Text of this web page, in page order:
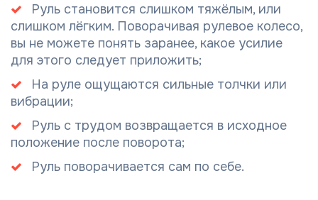
Руль становится слишком тяжёлым, или
слишком лёгким. Поворачивая рулевое колесо,
вы не можете понять заранее, какое усилие
для этого следует приложить;
На руле ощущаются сильные толчки или
вибрации;
Руль с трудом возвращается в исходное
положение после поворота;
Руль поворачивается сам по себе.